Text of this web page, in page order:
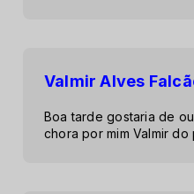
Valmir Alves
Boa tarde gostaria de
chora por mim Valmir